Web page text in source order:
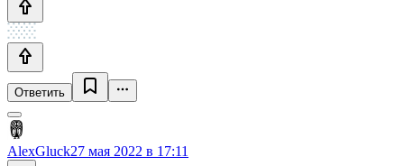
Ответить
AlexGluck27 мая 2022 в 17:11